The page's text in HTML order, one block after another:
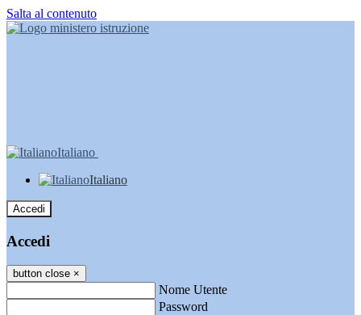
Salta al contenuto
Italiano
Italiano
Accedi
Accedi
button close ×
Nome Utente
Password